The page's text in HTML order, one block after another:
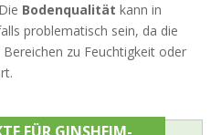
Bodenqualität kann in
problematisch sein, da die
zu Feuchtigkeit oder